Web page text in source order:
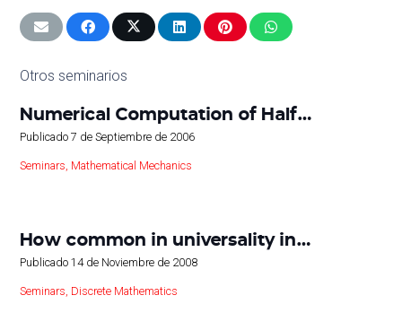
Otros seminarios
Numerical Computation of Half…
Publicado7 de Septiembre de 2006
Seminars Mathematical Mechanics
How common in universality in…
Publicado14 de Noviembre de 2008
Seminars Discrete Mathematics